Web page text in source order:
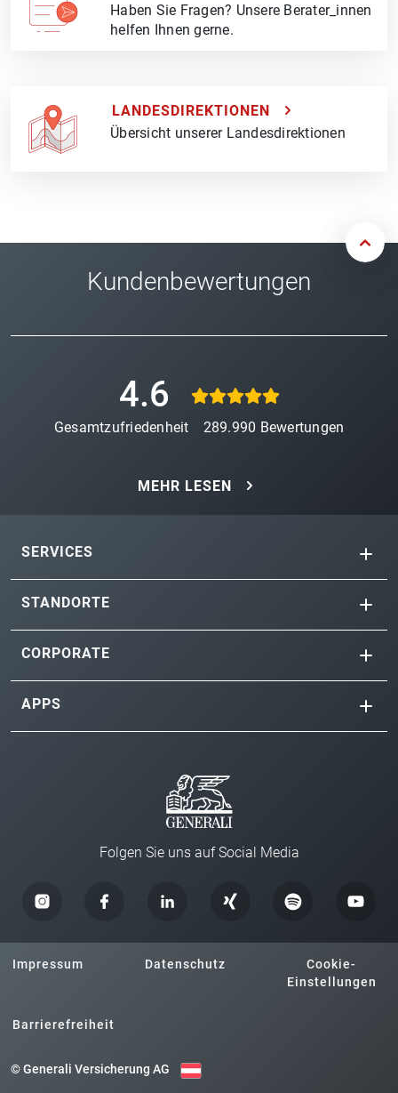
Haben Sie Fragen? Unsere Berater_innen
helfen Ihnen gerne.
LANDESDIREKTIONEN
Übersicht unserer Landesdirektionen
Kundenbewertungen
4.6
Gesamtzufriedenheit 289.990 Bewertungen
MEHR LESEN
SERVICES
STANDORTE
CORPORATE
APPS
Folgen Sie uns auf Social Media
Impressum Datenschutz
Cookie-
Einstellungen
Barrierefreiheit
© Generali Versicherung AG